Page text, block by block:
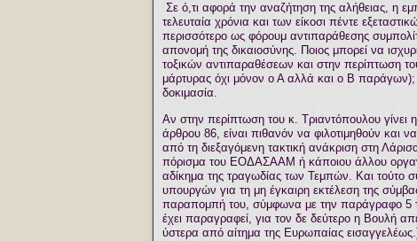
Σε ό,τι αφορά την αναζήτηση της αλήθειας, η
τελευταία χρόνια και των είκοσι πέντε
περισσότερο ως φόρουμ αντιπαράθεσης
απονομή της δικαιοσύνης. Ποιος μπορεί να
τοξικών αντιπαραθέσεων και στην περίπτωση
μάρτυρας όχι μόνον ο Α αλλά και ο Β παράγων);
δοκιμασία.
Αν στην περίπτωση του κ. Τριαντόπουλου γίνει
άρθρου 86, είναι πιθανόν να φιλοτιμηθούν και
από τη διεξαγόμενη τακτική ανάκριση στη
πόρισμα του ΕΟΔΑΣΑΑΜ ή κάποιου άλλου
αδίκημα της τραγωδίας των Τεμπών. Και τούτο
υπουργών για τη μη έγκαιρη εκτέλεση της
παραπομπή του, σύμφωνα με την παράγραφο 5
έχει παραγραφεί, για τον δε δεύτερο η Βουλή
ύστερα από αίτημα της Ευρωπαίας